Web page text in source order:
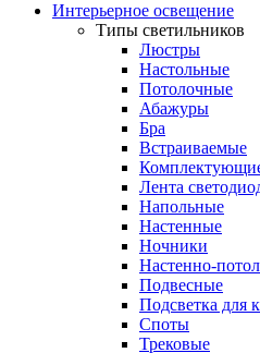
Интерьерное освещение
Типы светильников
Люстры
Настольные
Потолочные
Абажуры
Бра
Встраиваемые
Лента
Напольные
Настенные
Ночники
Настенно-
Подвесные
Подсветка для
Споты
Трековые